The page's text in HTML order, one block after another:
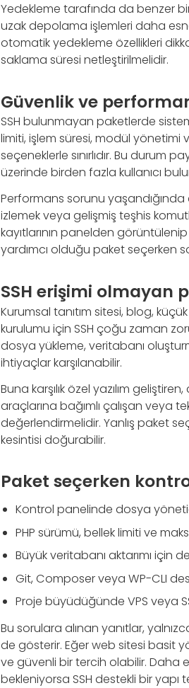
Yedekleme tarafında da benzer
uzak depolama işlemleri daha
otomatik yedekleme özellikleri
saklama süresi netleştirilmelidir.
Güvenlik ve
SSH bulunmayan paketlerde
limiti, işlem süresi, modül yönetimi
seçeneklerle sınırlıdır. Bu durum
üzerinde birden fazla kullanıcı
Performans sorunu
izlemek veya gelişmiş teşhis
kayıtlarının panelden
yardımcı olduğu paket seçerken
SSH erişimi olmayan
Kurumsal tanıtım sitesi, blog,
kurulumu için SSH çoğu zaman
dosya yükleme, veritabanı
ihtiyaçlar karşılanabilir.
Buna karşılık özel yazılım
araçlarına bağımlı çalışan veya
değerlendirmelidir. Yanlış paket
kesintisi doğurabilir.
Paket seçerken
Kontrol panelinde dosya
PHP sürümü, bellek limiti ve
Büyük veritabanı aktarımı için
Git, Composer veya WP-CLI
Proje büyüdüğünde VPS veya
Bu sorulara alınan yanıtlar,
de gösterir. Eğer web sitesi basit
ve güvenli bir tercih olabilir. Daha
bekleniyorsa SSH destekli bir yapı